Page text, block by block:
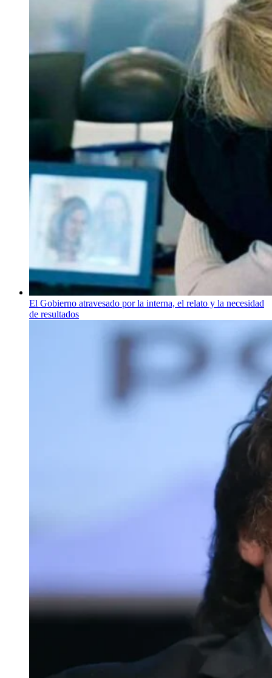
El Gobierno atravesado por la interna, el relato y la necesidad
de resultados